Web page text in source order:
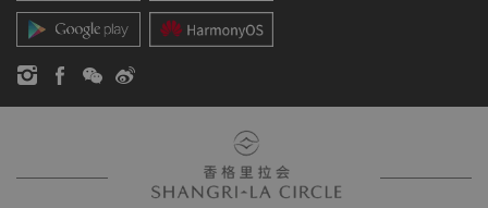
联系方式